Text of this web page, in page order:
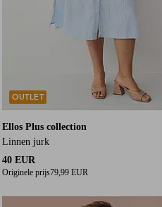
Ellos Plus collection
Linnen jurk
40 EUR
Originele prijs79,99 EUR
OUTLET